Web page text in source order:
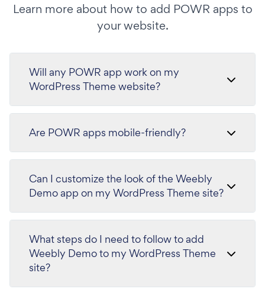
Learn more about how to add POWR apps to
your website.
Will any POWR app work on my
WordPress Theme website?
Are POWR apps mobile-friendly?
Can I customize the look of the Weebly
Demo app on my WordPress Theme site?
What steps do I need to follow to add
Weebly Demo to my WordPress Theme
site?